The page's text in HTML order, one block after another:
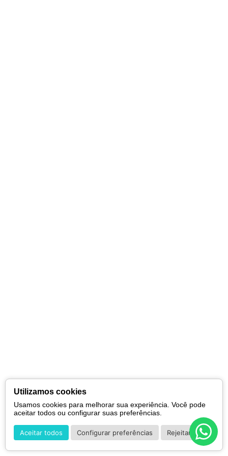
Utilizamos cookies
Usamos cookies para melhorar sua experiência. Você pode
aceitar todos ou configurar suas preferências.
Aceitar todos Configurar preferências Rejeitar